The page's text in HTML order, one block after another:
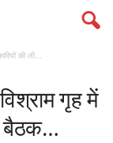
की ली...
गृह में
बैठक…